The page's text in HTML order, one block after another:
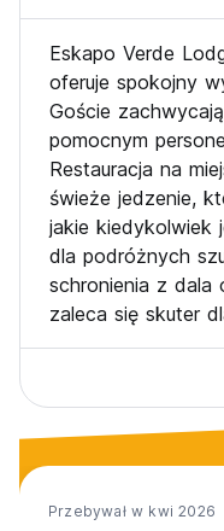
Eskapo Verde
oferuje spokojny
Goście
pomocnym
Restauracja na
świeże jedzenie,
jakie kiedykolwiek
dla podróżnych
schronienia z dala
zaleca się skuter
Przebywał w kwi 2026